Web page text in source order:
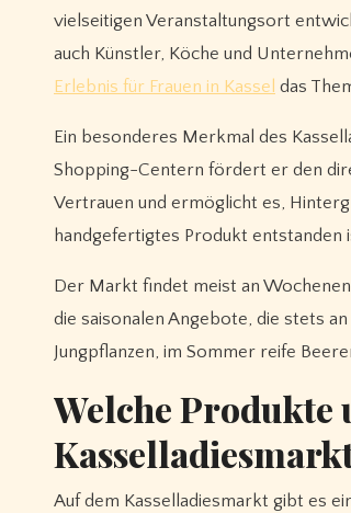
vielseitigen Veranstaltungsort
auch Künstler, Köche und
Erlebnis für Frauen in Kassel das
Ein besonderes Merkmal des
Shopping-Centern fördert er den
Vertrauen und ermöglicht es,
handgefertigtes Produkt entstanden
Der Markt findet meist an
die saisonalen Angebote, die stets
Jungpflanzen, im Sommer reife
Welche Produkte
Auf dem Kasselladiesmarkt gibt es